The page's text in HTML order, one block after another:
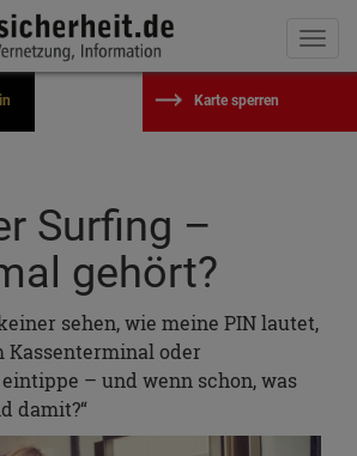
Karte sperren
Surfing –
gehört?
sehen, wie meine PIN lautet,
Kassenterminal oder
– und wenn schon, was
damit?“